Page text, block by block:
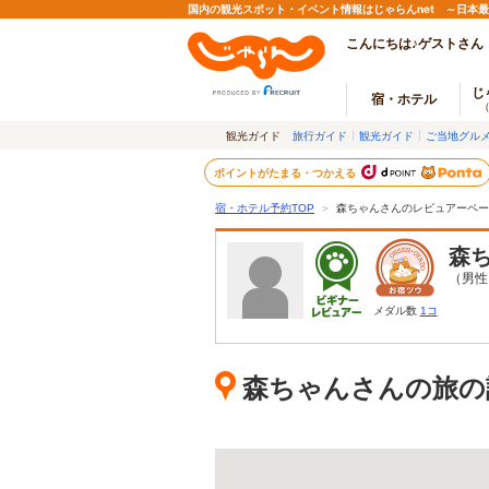
国内の観光スポット・イベント情報はじゃらんnet ～日本
こんにちは♪ゲストさん
宿・ホテル じ
観光ガイド 旅行ガイド 観光ガイド ご当地グル
ポイントがたまる・つかえる
宿・ホテル予約TOP ＞ 森ちゃんさんのレビュアーペ
メダル数 1コ
森
（男
森ちゃんさんの旅